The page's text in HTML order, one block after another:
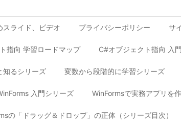
スライド、ビデオ プライバシーポリシー サ
指向 学習ロードマップ C#オブジェクト指向 入
知るシリーズ 変数から段階的に学習シリーズ
入門シリーズ WinFormsで実務アプリを
の「ドラッグ＆ドロップ」の正体（シリーズ目次）